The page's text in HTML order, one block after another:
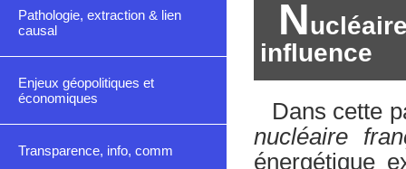
Pathologie, extraction & lien
causal
Enjeux géopolitiques et
économiques
Transparence, info, comm
N
influence
Dans cette
nucléaire
énergétique